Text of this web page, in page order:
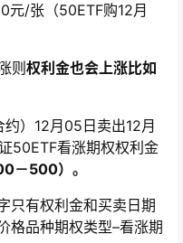
元/张（50ETF购12月
则权利金也会上涨比如
）12月05日卖出12月
50ETF看涨期权权利金
－500）。
有权利金和买卖日期
格品种期权类型–看涨期